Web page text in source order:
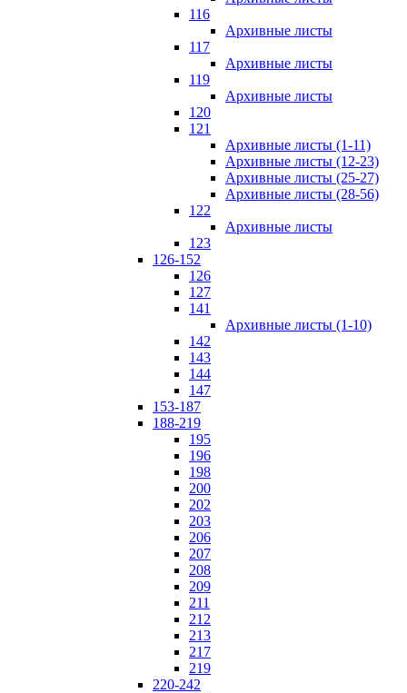
116
Архивные листы
117
Архивные листы
119
Архивные листы
120
121
Архивные листы (1-11)
Архивные листы (12-23)
Архивные листы (25-27)
Архивные листы (28-56)
122
Архивные листы
123
126-152
126
127
141
Архивные листы (1-10)
142
143
144
147
153-187
188-219
195
196
198
200
202
203
206
207
208
209
211
212
213
217
219
220-242